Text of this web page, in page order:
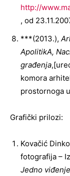
http://
, od
***(2013.),
ApolitikA,
građenja
komora
prostornoga
Grafički prilozi:
Kovačić
fotografija –
Jedno